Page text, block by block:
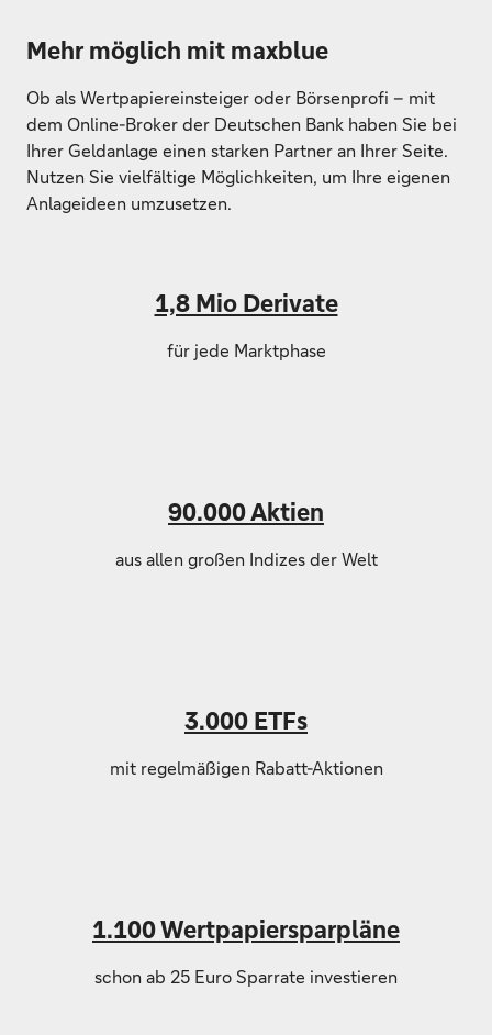
Mehr möglich mit maxblue
Ob als Wertpapiereinsteiger oder Börsenprofi – mit
dem Online-Broker der Deutschen Bank haben Sie bei
Ihrer Geldanlage einen starken Partner an Ihrer Seite.
Nutzen Sie vielfältige Möglichkeiten, um Ihre eigenen
Anlageideen umzusetzen.
1,8 Mio Derivate
für jede Marktphase
90.000 Aktien
aus allen großen Indizes der Welt
3.000 ETFs
mit regelmäßigen Rabatt-Aktionen
1.100 Wertpapiersparpläne
schon ab 25 Euro Sparrate investieren